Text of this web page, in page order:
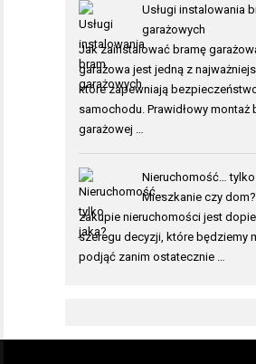
Usługi instalowania
garażowych
Jak zainstalować bramę
garażowa jest jedną z
które zapewniają
samochodu. Prawidłowy montaż
garażowej …
Nieruchomość… tylko
Mieszkanie czy
zakupie nieruchomości jest
szeregu decyzji, które będziemy
podjąć zanim ostatecznie …